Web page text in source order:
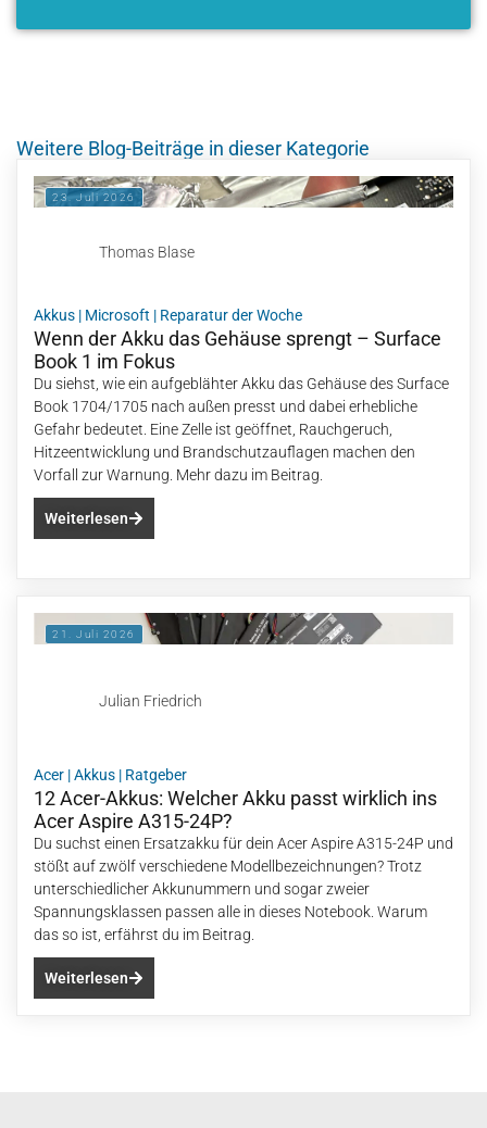
Weitere Blog-Beiträge in dieser Kategorie
23. Juli 2026
Thomas Blase
Akkus | Microsoft | Reparatur der Woche
Wenn der Akku das Gehäuse sprengt – Surface
Book 1 im Fokus
Du siehst, wie ein aufgeblähter Akku das Gehäuse des Surface
Book 1704/1705 nach außen presst und dabei erhebliche
Gefahr bedeutet. Eine Zelle ist geöffnet, Rauchgeruch,
Hitzeentwicklung und Brandschutzauflagen machen den
Vorfall zur Warnung. Mehr dazu im Beitrag.
Weiterlesen
21. Juli 2026
Julian Friedrich
Acer |Akkus | Ratgeber
12 Acer-Akkus: Welcher Akku passt wirklich ins
Acer Aspire A315-24P?
Du suchst einen Ersatzakku für dein Acer Aspire A315-24P und
stößt auf zwölf verschiedene Modellbezeichnungen? Trotz
unterschiedlicher Akkunummern und sogar zweier
Spannungsklassen passen alle in dieses Notebook. Warum
das so ist, erfährst du im Beitrag.
Weiterlesen